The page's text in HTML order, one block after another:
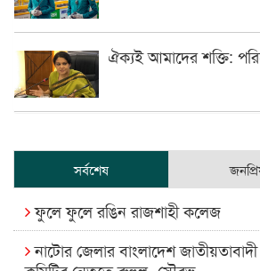
ঐক্যই আমাদের শক্তি:
সর্বশেষ
ফুলে ফুলে রঙিন রাজশাহী কলেজ
নাটোর জেলার বাংলাদেশ